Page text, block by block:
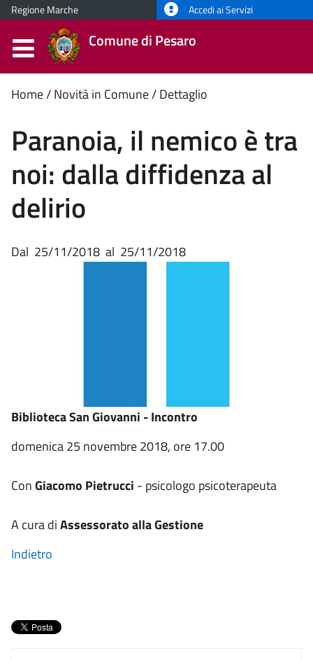
Regione Marche Accedi ai Servizi
Comune di Pesaro
Contenuto
principale
Home Novità in Comune Dettaglio
Paranoia, il nemico è tra
noi: dalla diffidenza al
delirio
Dal 25/11/2018 al 25/11/2018
Biblioteca San Giovanni - Incontro
domenica 25 novembre 2018, ore 17.00
ConGiacomo Pietrucci - psicologo psicoterapeuta
A cura diAssessorato alla Gestione
Indietro